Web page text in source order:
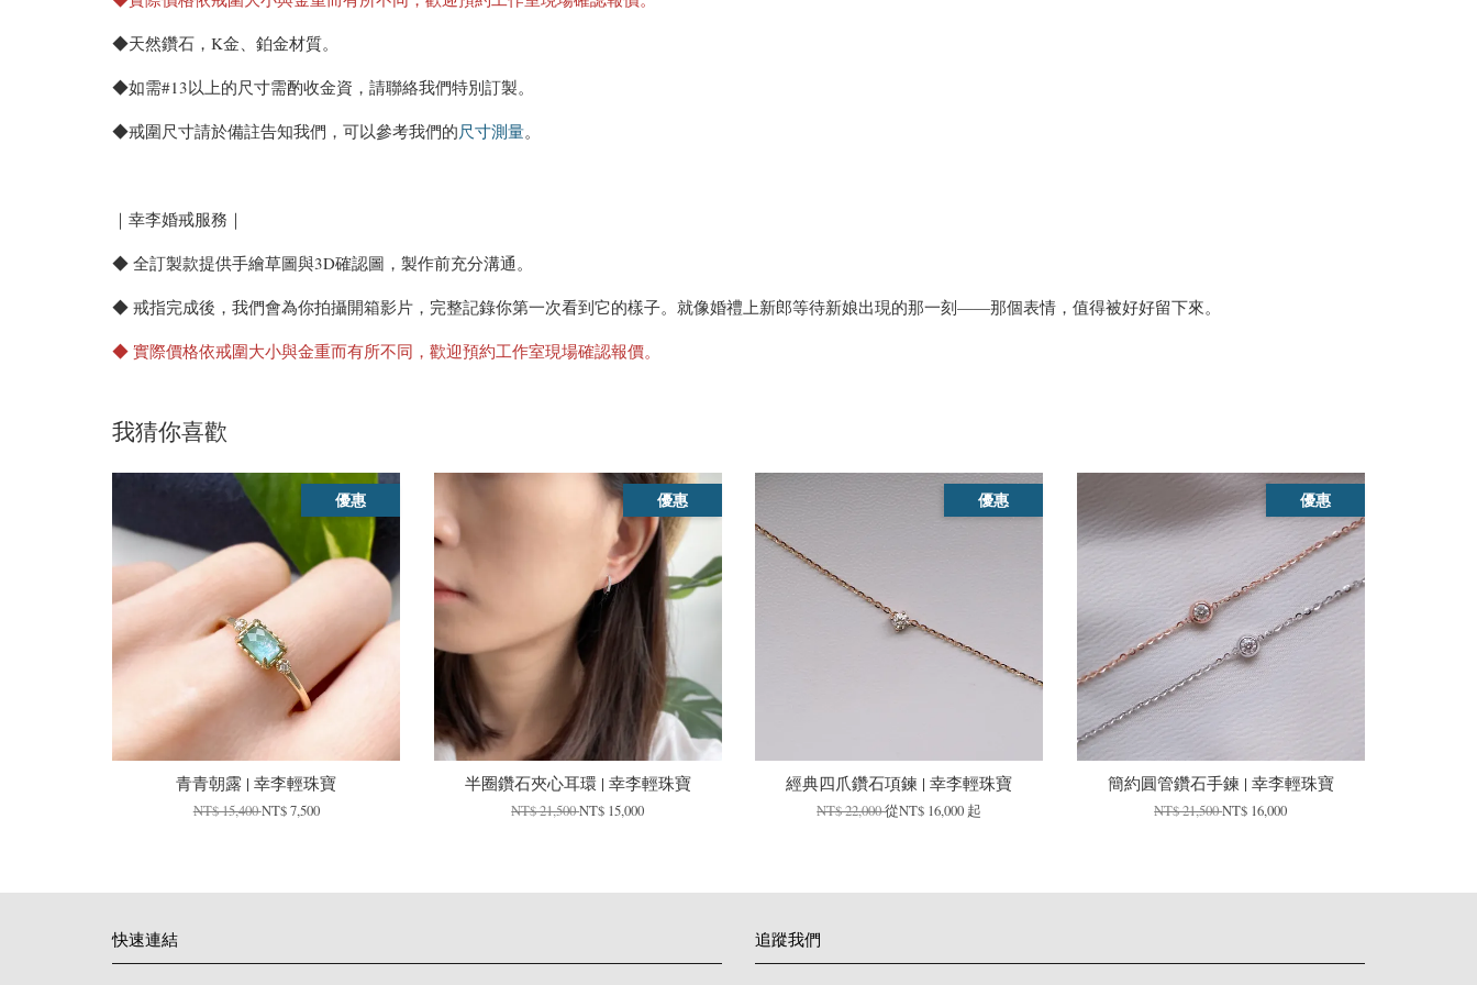
◆天然鑽石，K金、鉑金材質。
◆如需#13以上的尺寸需酌收金資，請聯絡我們特別訂製。
◆戒圍尺寸請於備註告知我們，可以參考我們的尺寸測量。
｜幸李婚戒服務｜
◆ 全訂製款提供手繪草圖與3D確認圖，製作前充分溝通。
◆ 戒指完成後，我們會為你拍攝開箱影片，完整記錄你第一次看到它的樣子。就像婚禮上新郎等待新娘出現的那一刻——那個表情，值得被好好留下來。
◆ 實際價格依戒圍大小與金重而有所不同，歡迎預約工作室現場確認報價。
我猜你喜歡
優惠
青青朝露 | 幸李輕珠寶
NT$ 15,400NT$ 7,500
優惠
半圈鑽石夾心耳環 | 幸李輕珠寶
NT$ 21,500NT$ 15,000
優惠
經典四爪鑽石項鍊 | 幸李輕珠寶
NT$ 22,000從NT$ 16,000 起
優惠
簡約圓管鑽石手鍊 | 幸李輕珠寶
NT$ 21,500NT$ 16,000
快速連結 追蹤我們